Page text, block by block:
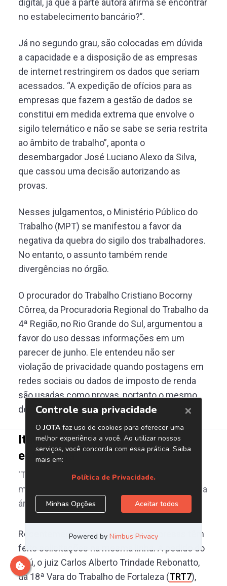
no estabelecimento bancário?”.
Já no segundo grau, são colocadas em dúvida
a capacidade e a disposição de as empresas
de internet restringirem os dados que seriam
acessados. “A expedição de ofícios para as
empresas que fazem a gestão de dados se
constitui em medida extrema que envolve o
sigilo telemático e não se sabe se seria restrita
ao âmbito de trabalho”, aponta o
desembargador José Luciano Alexo da Silva,
que cassou uma decisão autorizando as
provas.
Nesses julgamentos, o Ministério Público do
Trabalho (MPT) se manifestou a favor da
negativa da quebra do sigilo dos trabalhadores.
No entanto, o assunto também rende
divergências no órgão.
O procurador do Trabalho Cristiano Bocorny
Côrrea, da Procuradoria Regional do Trabalho da
4ª Região, no Rio Grande do Sul, argumentou a
favor do uso dessas informações em um
parecer de junho. Ele entendeu não ser
violação de privacidade quando postagens em
redes sociais ou dados de imposto de renda
são usadas como provas, portanto o mesmo
deveria caber para a geolocalização.
Itaú e Via também já usaram a
estratégia
'Tenho convicção que isso vai se espalhar no
médio prazo', diz superintendente executiva da
área jurídica do Santander
Recentemente, outras grandes empresas têm
feito solicitações na mesma linha. A pedido do
Itaú, o juiz Carlos Alberto Trindade Rebonatto,
da 18ª Vara do Trabalho de Fortaleza (TRT7),